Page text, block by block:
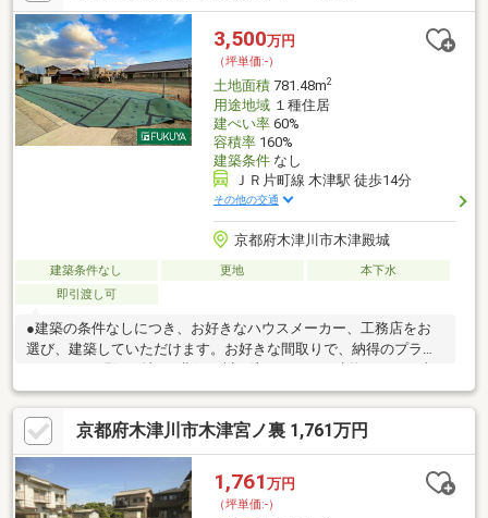
3,500万円
（坪単価:-）
土地面積781.48m2
用途地域１種住居
建ぺい率60%
容積率160%
建築条件なし
ＪＲ片町線 木津駅 徒歩14分
その他の交通
京都府木津川市木津殿城
建築条件なし 更地
本下水
即引渡し可
●建築の条件なしにつき、お好きなハウスメーカー、工務店をお
選び、建築していただけます。お好きな間取りで、納得のプラン
ニングを♪●現況更地！●北側は川が流れており、建物がなく日当
たり通風良好！◎土日も営業しておりますのでお気軽にお問い合
わせください。「まずは資料請求だけ…」「ほかの物件も提案し
てほしい」等のご相談も大歓迎！
京都府木津川市木津宮ノ裏 1,761万円
1,761 万円
（坪単価:-）